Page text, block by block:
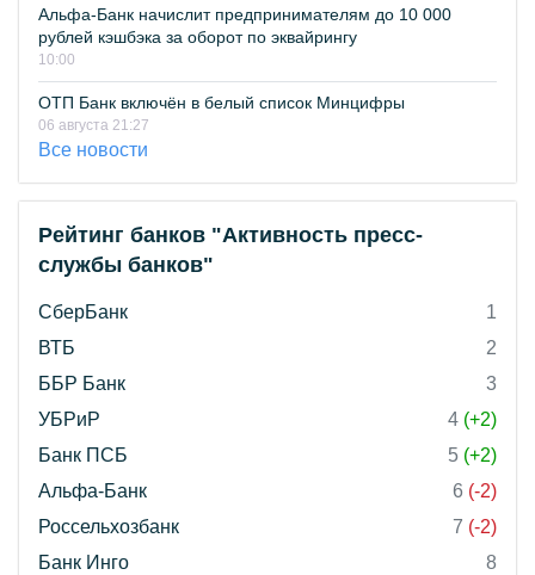
Альфа-Банк начислит предпринимателям до 10 000
рублей кэшбэка за оборот по эквайрингу
10:00
ОТП Банк включён в белый список Минцифры
06 августа 21:27
Все новости
Рейтинг банков "Активность пресс-
службы банков"
СберБанк
1
ВТБ
2
ББР Банк
3
УБРиР
4 (+2)
Банк ПСБ
5 (+2)
Альфа-Банк
6 (-2)
Россельхозбанк
7 (-2)
Банк Инго
8